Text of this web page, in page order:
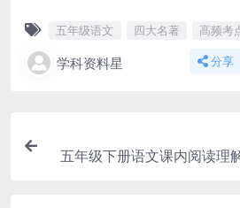
五年级语文 四大名著 高频考
学科资料星 分享
五年级下册语文课内阅读理